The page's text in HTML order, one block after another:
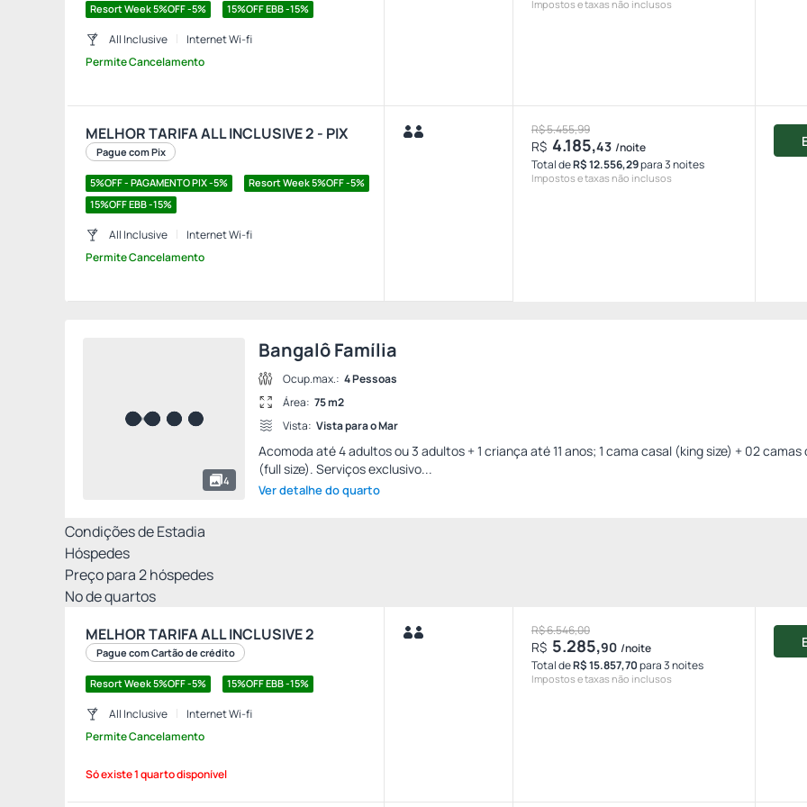
Resort Week 5%OFF -5% 15%OFF EBB -15%
All Inclusive
Internet Wi-fi
Permite Cancelamento
Impostos e taxas não inclusos
MELHOR TARIFA ALL INCLUSIVE 2 - PIX
Pague com Pix
5%OFF - PAGAMENTO PIX -5%
Resort Week 5%OFF -5%
15%OFF EBB -15%
All Inclusive
Internet Wi-fi
Permite Cancelamento
R$ 5.455,99
R$ 4.185,43 /noite
Total deR$ 12.556,29para 3 noites
Impostos e taxas não inclusos
4
Bangalô Família
Ocup.max.: 4 Pessoas
Área: 75 m2
Vista: Vista para o Mar
Acomoda até 4 adultos ou 3 adultos + 1 criança até 11 anos; 1 cama casal (king size) + 02
(full size). Serviços exclusivo...
Ver detalhe do quarto
Condições de Estadia
Hóspedes
Preço para2hóspedes
Nº de quartos
MELHOR TARIFA ALL INCLUSIVE 2
Pague com Cartão de crédito
Resort Week 5%OFF -5% 15%OFF EBB -15%
All Inclusive
Internet Wi-fi
Permite Cancelamento
Só existe 1 quarto disponível
R$ 6.546,00
R$ 5.285,90 /noite
Total deR$ 15.857,70para 3 noites
Impostos e taxas não inclusos